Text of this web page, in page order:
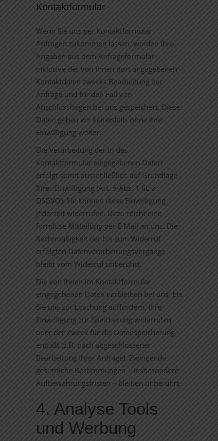
Kontaktformular
Wenn Sie uns per Kontaktformular
Anfragen zukommen lassen, werden Ihre
Angaben aus dem Anfrageformular
inklusive der von Ihnen dort angegebenen
Kontaktdaten zwecks Bearbeitung der
Anfrage und für den Fall von
Anschlussfragen bei uns gespeichert. Diese
Daten geben wir keinesfalls ohne Ihre
Einwilligung weiter.
Die Verarbeitung der in das
Kontaktformular eingegebenen Daten
erfolgt somit ausschließlich auf Grundlage
Ihrer Einwilligung (Art. 6 Abs. 1 lit. a
DSGVO). Sie können diese Einwilligung
jederzeit widerrufen. Dazu reicht eine
formlose Mitteilung per E-Mail an uns. Die
Rechtmäßigkeit der bis zum Widerruf
erfolgten Datenverarbeitungsvorgänge
bleibt vom Widerruf unberührt.
Die von Ihnen im Kontaktformular
eingegebenen Daten verbleiben bei uns, bis
Sie uns zur Löschung auffordern, Ihre
Einwilligung zur Speicherung widerrufen
oder der Zweck für die Datenspeicherung
entfällt (z.B. nach abgeschlossener
Bearbeitung Ihrer Anfrage). Zwingende
gesetzliche Bestimmungen – insbesondere
Aufbewahrungsfristen – bleiben unberührt.
4. Analyse Tools
und Werbung